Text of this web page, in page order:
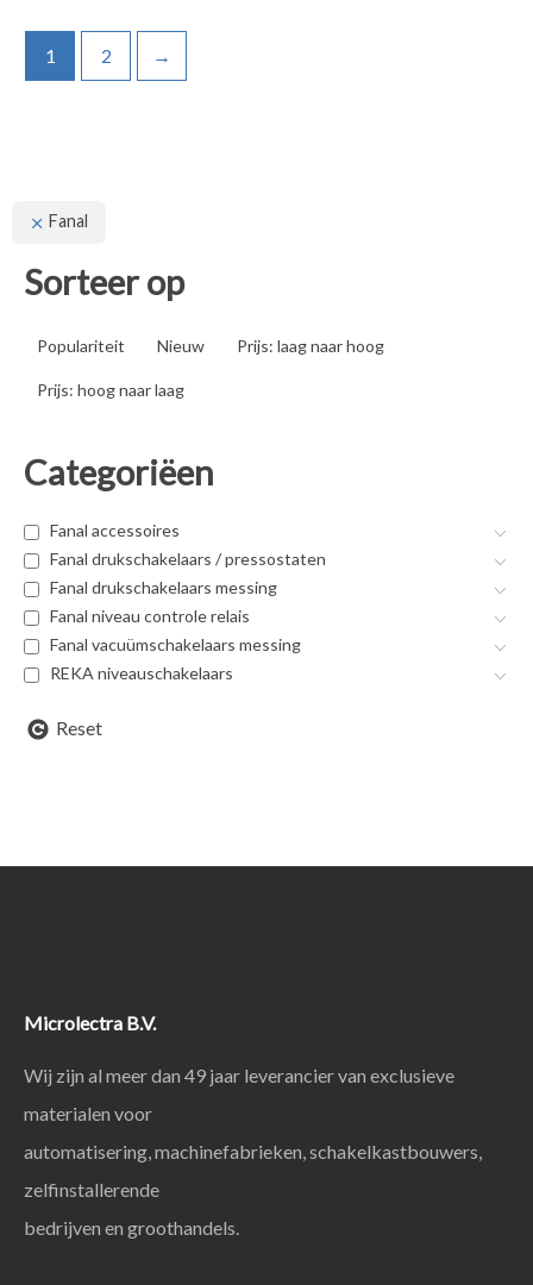
Fanal
Sorteer op
Populariteit Nieuw Prijs: laag naar hoog
Prijs: hoog naar laag
Categoriëen
Fanal accessoires
Fanal drukschakelaars / pressostaten
Fanal drukschakelaars messing
Fanal niveau controle relais
Fanal vacuümschakelaars messing
REKA niveauschakelaars
Reset
1 2 →
Microlectra B.V.
Wij zijn al meer dan 49 jaar leverancier van exclusieve
materialen voor
automatisering, machinefabrieken, schakelkastbouwers,
zelfinstallerende
bedrijven en groothandels.